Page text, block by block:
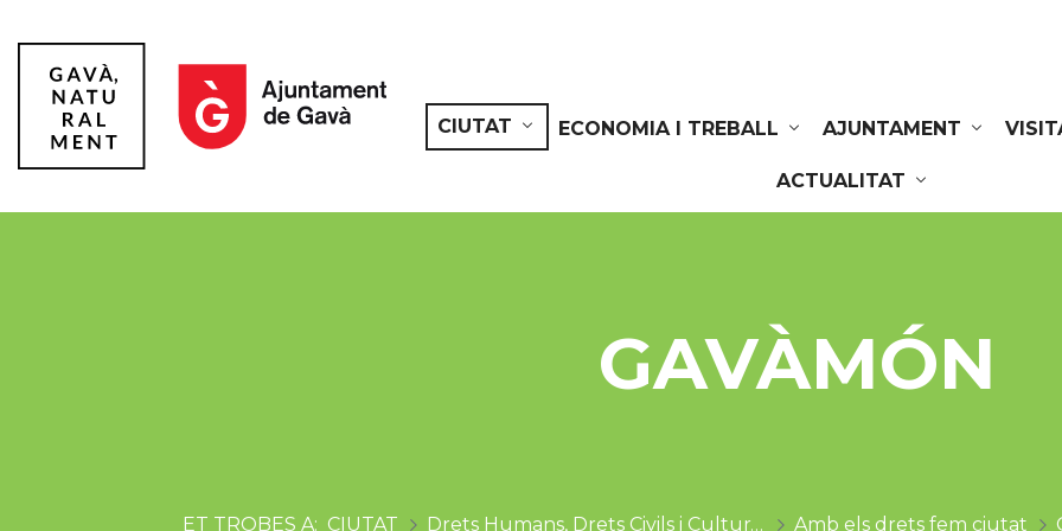
CIUTAT
ECONOMIA I TREBALL AJUNTAMENT
ACTUALITAT
GAVÀMÓN
CIUTAT Drets Humans, Drets Civils i Cultura de la Pau Amb els drets fem ciutat